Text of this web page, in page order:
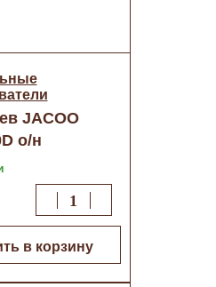
JACOO
о/н
в корзину